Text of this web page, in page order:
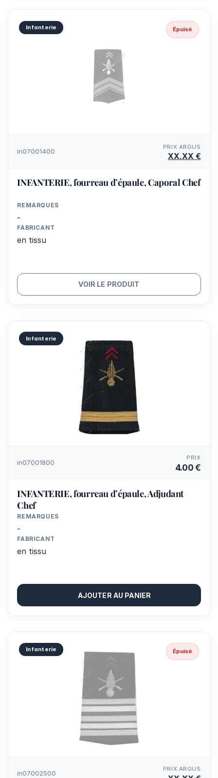
Infanterie Épuisé
in07001400
PRIX ARGUS
XX.XX €
INFANTERIE, fourreau d’épaule, Caporal Chef
REMARQUES
-
FABRICANT
en tissu
VOIR LE PRODUIT
Infanterie
in07001800
PRIX
4.00 €
INFANTERIE, fourreau d’épaule, Adjudant
Chef
REMARQUES
-
FABRICANT
en tissu
AJOUTER AU PANIER
Infanterie Épuisé
in07002500
PRIX ARGUS